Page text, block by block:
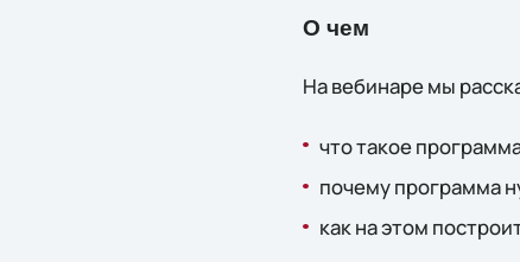
О чем
На вебинаре мы
что такое
почему программа
как на этом